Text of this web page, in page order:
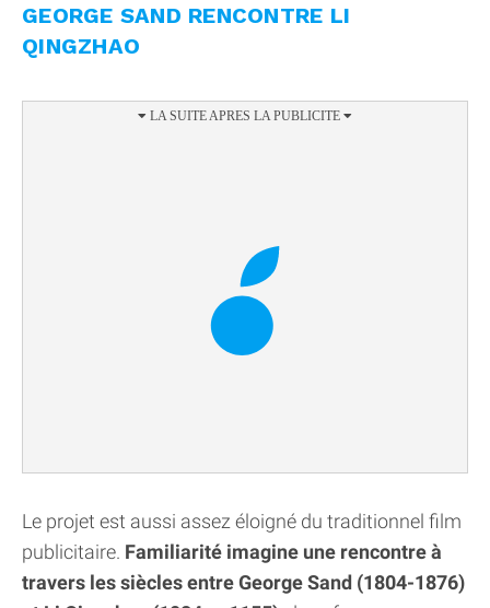
GEORGE SAND RENCONTRE LI
QINGZHAO
Le projet est aussi assez éloigné du traditionnel film
publicitaire. Familiarité imagine une rencontre à
travers les siècles entre George Sand (1804-1876)